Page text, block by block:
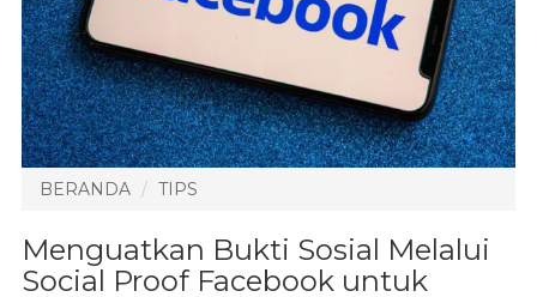
BERANDA TIPS
Menguatkan Bukti Sosial Melalui
Social Proof Facebook untuk